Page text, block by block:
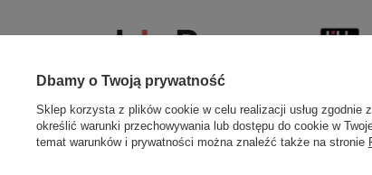
Prawdziwe
opinie klientów
Dbamy o Twoją prywatność
Sklep korzysta z plików cookie w celu realizacji usług zgodnie z
określić warunki przechowywania lub dostępu do cookie w
temat warunków i prywatności można znaleźć także na stronie